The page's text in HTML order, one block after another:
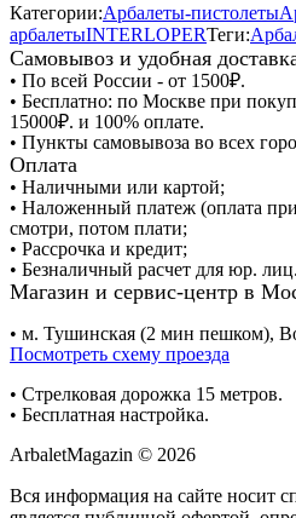
Категории:Арбалеты-пистолеты
арбалетыINTERLOPERТеги:
Самовывоз и удобная
• По всей России - от 1500₽.
• Бесплатно: по Москве при
15000₽. и 100% оплате.
• Пункты самовывоза во всех
Оплата
• Наличными или картой;
• Наложенный платеж (оплата
смотри, потом плати;
• Рассрочка и кредит;
• Безналичный расчет для юр. лиц.
Магазин и сервис-центр в
• м. Тушинская (2 мин пешком),
Посмотреть схему проезда
• Cтрелковая дорожка 15 метров.
• Бесплатная настройка.
ArbaletMagazin © 2026
Вся информация на сайте носит